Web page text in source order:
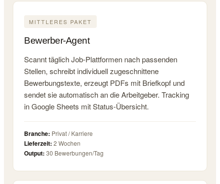
MITTLERES PAKET
Bewerber-Agent
Scannt täglich Job-Plattformen nach passenden
Stellen, schreibt individuell zugeschnittene
Bewerbungstexte, erzeugt PDFs mit Briefkopf und
sendet sie automatisch an die Arbeitgeber. Tracking
in Google Sheets mit Status-Übersicht.
Branche: Privat / Karriere
Lieferzeit: 2 Wochen
Output: 30 Bewerbungen/Tag